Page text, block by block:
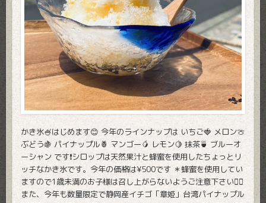
かき氷🍧はじめます😊 今年のラインナップは いちご🍓 メロン🍈
ぶどう🍇 パイナップル🍍 マンゴー🥭 レモン🍋 抹茶🍵 ブルーオ
ーシャン です❗️シロップは天然果汁と蜂蜜を使用したちょっとリ
ッチなかき氷です。今年の価格は¥500です ＊蜂蜜を使用してい
ますので1歳未満のお子様は召し上がらないようご注意下さい🙇‍♂️
また、今年も数量限定で静岡産イチゴ「章姫」台湾パイナップル